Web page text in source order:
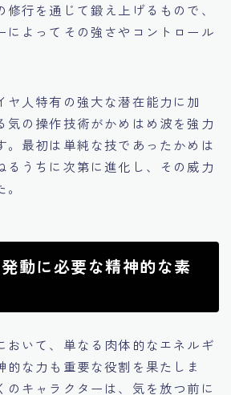
行を通じて鍛え上げるもので、
によってその強さやコントロール
ヤ人特有の強大な潜在能力に加
気の操作技術がかめはめ波を強力
。最初は単純な技であったかめは
るうちに次第に進化し、その威力
動に必要な精神的な素
おいて、単なる肉体的なエネルギ
的な力も重要な役割を果たしま
のキャラクターは、気を放つ前に